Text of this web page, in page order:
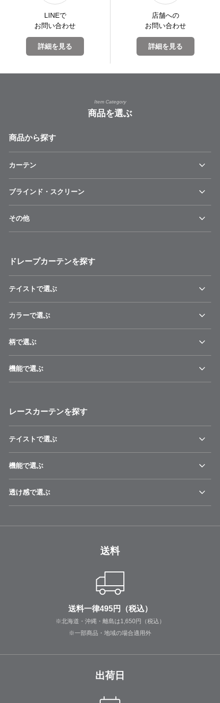
LINEで
お問い合わせ
詳細を見る
店舗への
お問い合わせ
詳細を見る
Item Category
商品を選ぶ
商品から探す
カーテン
ブラインド・スクリーン
その他
ドレープカーテンを探す
テイストで選ぶ
カラーで選ぶ
柄で選ぶ
機能で選ぶ
レースカーテンを探す
テイストで選ぶ
機能で選ぶ
透け感で選ぶ
送料
送料一律495円（税込）
※北海道・沖縄・離島は1,650円（税込）
※一部商品・地域の場合適用外
出荷日